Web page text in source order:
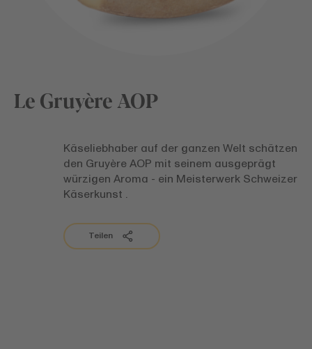
Le Gruyère AOP
Käseliebhaber auf der ganzen Welt schätzen
den Gruyère AOP mit seinem ausgeprägt
würzigen Aroma - ein Meisterwerk Schweizer
Käserkunst .
Teilen